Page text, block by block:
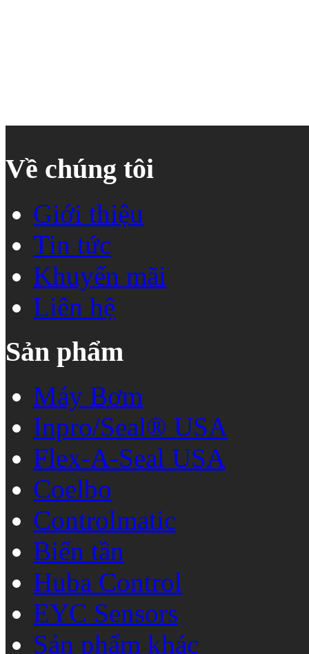
Về chúng tôi
Giới thiệu
Tin tức
Khuyến mãi
Liên hệ
Sản phẩm
Máy Bơm
Inpro/Seal® USA
Flex-A-Seal USA
Coelbo
Controlmatic
Biến tần
Huba Control
EYC Sensors
Sản phẩm khác